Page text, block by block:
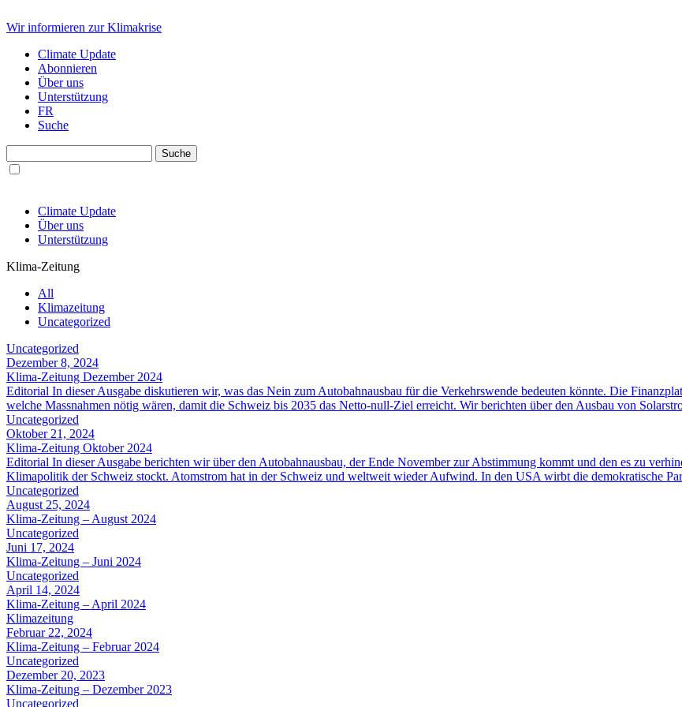
Wir informieren zur Klimakrise
Climate Update
Abonnieren
Über uns
Unterstützung
FR
Suche
Climate Update
Über uns
Unterstützung
Klima-Zeitung
All
Klimazeitung
Uncategorized
Uncategorized
Dezember 8, 2024
Klima-Zeitung Dezember 2024
Editorial In dieser Ausgabe diskutieren wir, was das Nein zum Autobahnausbau für die Verkehrswende bedeuten könnte. Die
welche Massnahmen nötig wären, damit die Schweiz bis 2035 das Netto-null-Ziel erreicht. Wir berichten über den Ausbau von
Uncategorized
Oktober 21, 2024
Klima-Zeitung Oktober 2024
Editorial In dieser Ausgabe berichten wir über den Autobahnausbau, der Ende November zur Abstimmung kommt und den es zu
Klimapolitik der Schweiz stockt. Atomstrom hat in der Schweiz und weltweit wieder Aufwind. In den USA wirbt die demokratische
Uncategorized
August 25, 2024
Klima-Zeitung – August 2024
Uncategorized
Juni 17, 2024
Klima-Zeitung – Juni 2024
Uncategorized
April 14, 2024
Klima-Zeitung – April 2024
Klimazeitung
Februar 22, 2024
Klima-Zeitung – Februar 2024
Uncategorized
Dezember 20, 2023
Klima-Zeitung – Dezember 2023
Uncategorized